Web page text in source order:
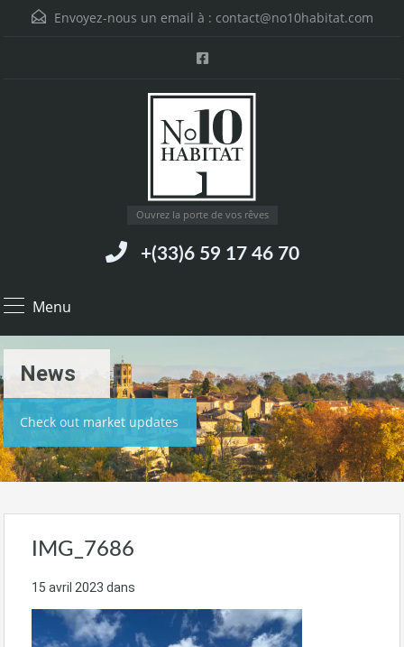
Envoyez-nous un email à : contact@no10habitat.com
Ouvrez la porte de vos rêves
+(33)6 59 17 46 70
Menu
News
Check out market updates
IMG_7686
15 avril 2023 dans